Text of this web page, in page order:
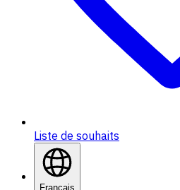
Liste de souhaits
Français